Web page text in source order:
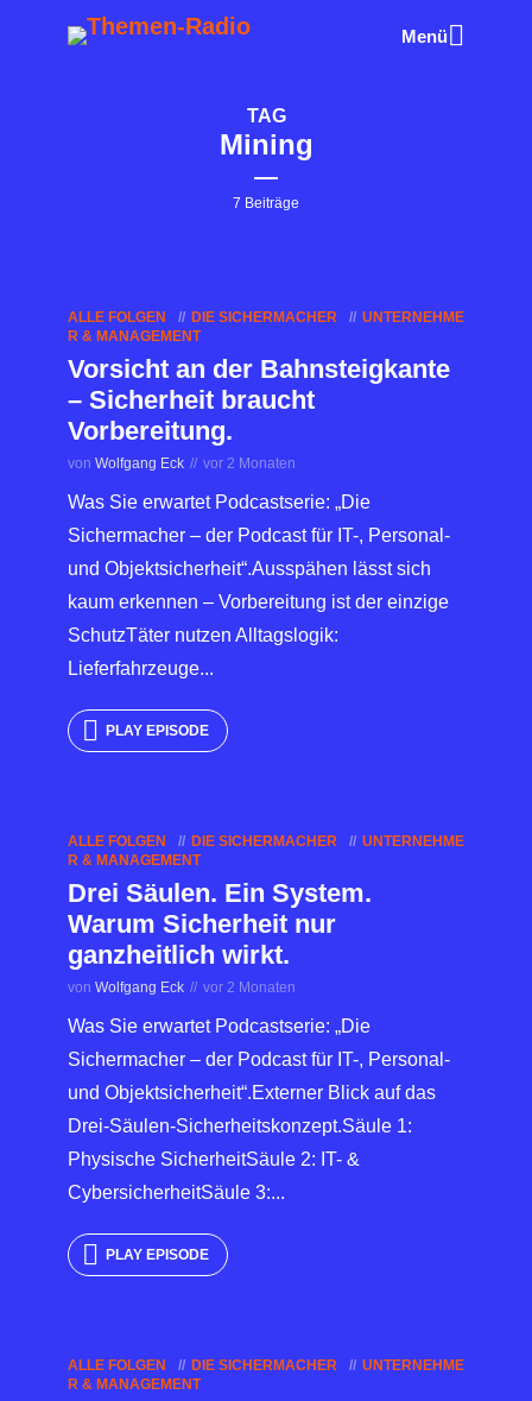
Menü
TAG
Mining
7 Beiträge
ALLE FOLGEN DIE SICHERMACHER
UNTERNEHME
R & MANAGEMENT
Vorsicht an der Bahnsteigkante
– Sicherheit braucht
Vorbereitung.
von Wolfgang Eck vor 2 Monaten
Was Sie erwartet Podcastserie: „Die
Sichermacher – der Podcast für IT-, Personal-
und Objektsicherheit“.Ausspähen lässt sich
kaum erkennen – Vorbereitung ist der einzige
SchutzTäter nutzen Alltagslogik:
Lieferfahrzeuge...
PLAY EPISODE
ALLE FOLGEN DIE SICHERMACHER
UNTERNEHME
R & MANAGEMENT
Drei Säulen. Ein System.
Warum Sicherheit nur
ganzheitlich wirkt.
von Wolfgang Eck vor 2 Monaten
Was Sie erwartet Podcastserie: „Die
Sichermacher – der Podcast für IT-, Personal-
und Objektsicherheit“.Externer Blick auf das
Drei-Säulen-Sicherheitskonzept.Säule 1:
Physische SicherheitSäule 2: IT- &
CybersicherheitSäule 3:...
PLAY EPISODE
ALLE FOLGEN DIE SICHERMACHER
UNTERNEHME
R & MANAGEMENT